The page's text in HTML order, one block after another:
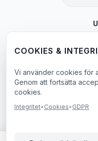
Integritetspolicy
COOKIES &
Vi använder cookies för
Genom att fortsätta
cookies.
Integritet• Cookies• GDPR